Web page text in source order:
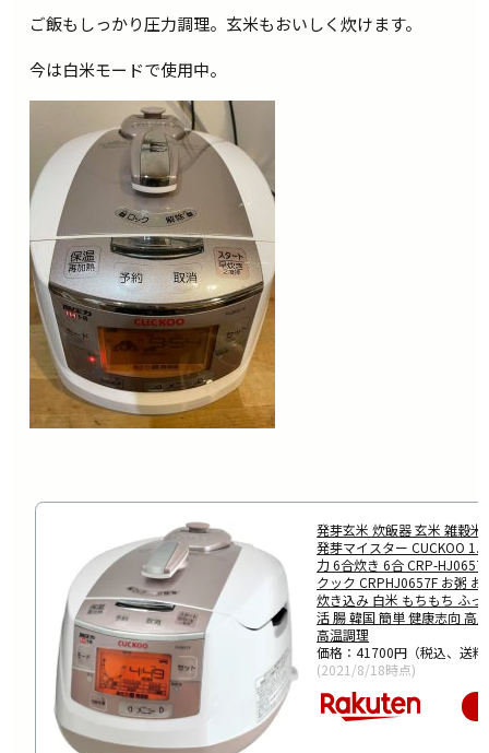
ご飯もしっかり圧力調理。玄米もおいしく炊けます。
今は白米モードで使用中。
発芽玄米 炊飯器 玄米 雑穀米
発芽マイスター CUCKOO
力 6合炊き 6合 CRP-
クック CRPHJ0657F お粥 お
炊き込み 白米 もちもち ふっ
活 腸 韓国 簡単 健康志向 高
高温調理
価格：41700円（税込、送料
(2021/8/18時点)